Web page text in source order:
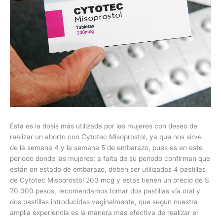
Esta es la dosis más utilizada por las mujeres con deseo de
realizar un aborto con Cytotec Misoprostol, ya que nos sirve
de la semana 4 y la semana 5 de embarazo, pues es en este
periodo donde las mujeres; a falta de su periodo confirman que
están en estado de embarazo, deben ser utilizadas 4 pastillas
de Cytotec Misoprostol 200 mcg y estas tienen un precio de $
70.000 pesos, recomendamos tomar dos pastillas vía oral y
dos pastillas introducidas vaginalmente, que según nuestra
amplia experiencia es la manera más efectiva de realizar el